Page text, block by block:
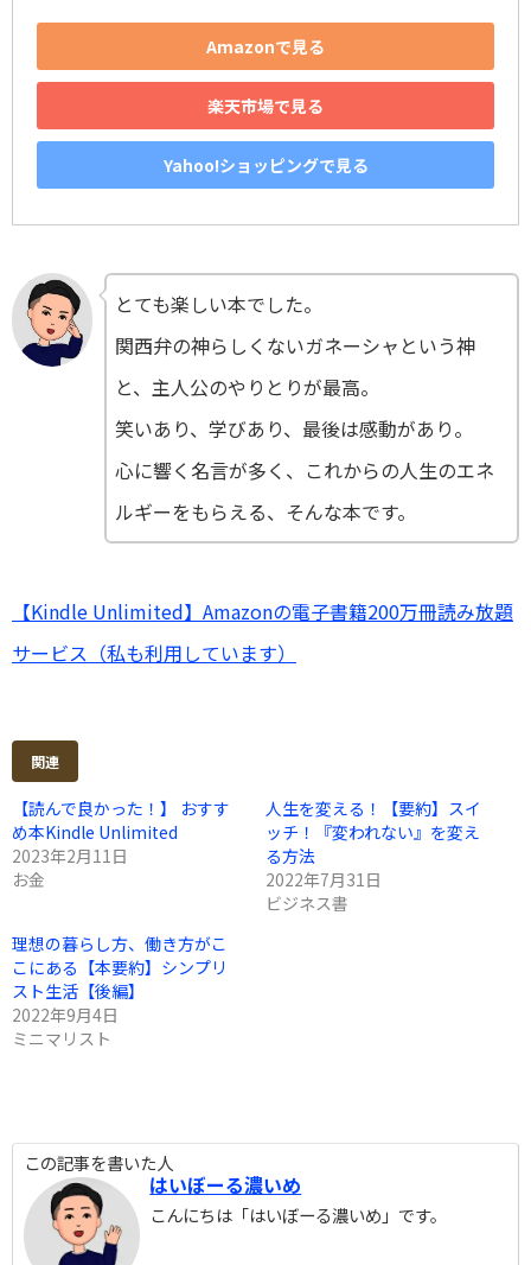
Amazonで見る
楽天市場で見る
Yahoo!ショッピングで見る
とても楽しい本でした。
関西弁の神らしくないガネーシャという神
と、主人公のやりとりが最高。
笑いあり、学びあり、最後は感動があり。
心に響く名言が多く、これからの人生のエネ
ルギーをもらえる、そんな本です。
【Kindle Unlimited】Amazonの電子書籍200万冊読み放題
サービス（私も利用しています）
関連
【読んで良かった！】 おすす
め本Kindle Unlimited
2023年2月11日
お金
人生を変える！【要約】スイ
ッチ！『変われない』を変え
る方法
2022年7月31日
ビジネス書
理想の暮らし方、働き方がこ
こにある【本要約】シンプリ
スト生活【後編】
2022年9月4日
ミニマリスト
この記事を書いた人
はいぼーる濃いめ
こんにちは「はいぼーる濃いめ」です。